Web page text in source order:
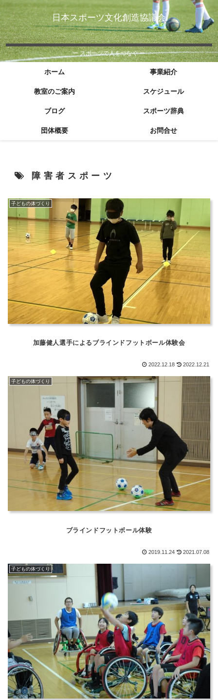
日本スポーツ文化創造協議会
ー スポーツで人をつなぐ ー
ホーム 事業紹介
教室のご案内 スケジュール
ブログ スポーツ辞典
団体概要 お問合せ
障害者スポーツ
子どもの体づくり
加藤健人選手によるブラインドフットボール体験会
2022.12.18 2022.12.21
子どもの体づくり
ブラインドフットボール体験
2019.11.24 2021.07.08
子どもの体づくり